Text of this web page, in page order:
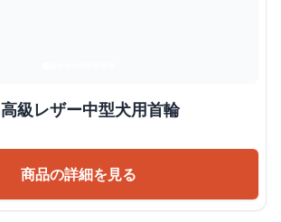
ペット用首輪 高級レザー中型犬用首輪
商品の詳細を見る